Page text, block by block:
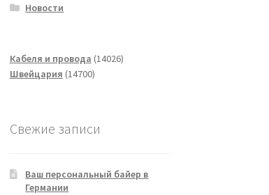
Новости
Кабеля и провода 1402614026
Швейцария 1470014700
Свежие записи
Ваш персональный байер в
Германии